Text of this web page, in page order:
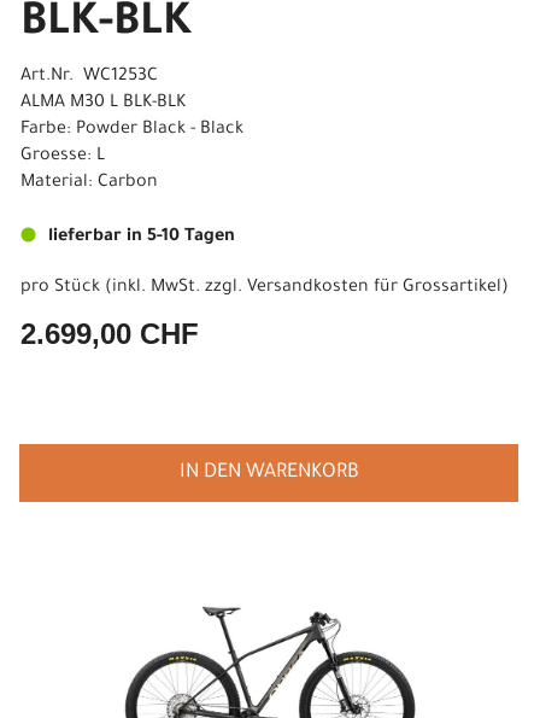
BLK-BLK
Art.Nr. WC1253C
ALMA M30 L BLK-BLK
Farbe: Powder Black - Black
Groesse: L
Material: Carbon
lieferbar in 5-10 Tagen
pro Stück (inkl. MwSt. zzgl. Versandkosten für Grossartikel)
2.699,00 CHF
IN DEN WARENKORB